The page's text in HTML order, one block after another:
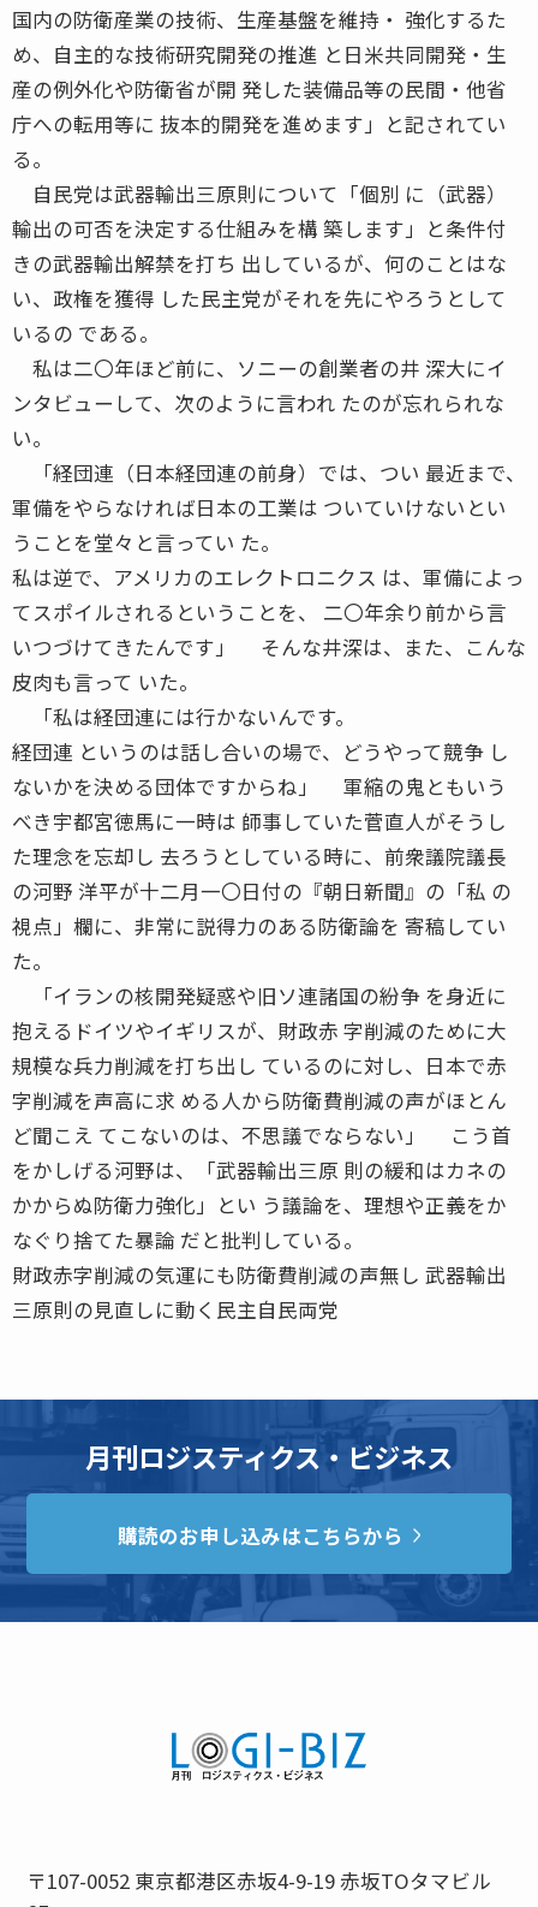
国内の防衛産業の技術、生産基盤を維持・ 強化するた
め、自主的な技術研究開発の推進 と日米共同開発・生
産の例外化や防衛省が開 発した装備品等の民間・他省
庁への転用等に 抜本的開発を進めます」と記されてい
る。
自民党は武器輸出三原則について「個別 に（武器）
輸出の可否を決定する仕組みを構 築します」と条件付
きの武器輸出解禁を打ち 出しているが、何のことはな
い、政権を獲得 した民主党がそれを先にやろうとして
いるの である。
私は二〇年ほど前に、ソニーの創業者の井 深大にイ
ンタビューして、次のように言われ たのが忘れられな
い。
「経団連（日本経団連の前身）では、つい 最近まで、
軍備をやらなければ日本の工業は ついていけないとい
うことを堂々と言ってい た。
私は逆で、アメリカのエレクトロニクス は、軍備によっ
てスポイルされるということを、 二〇年余り前から言
いつづけてきたんです」 そんな井深は、また、こんな
皮肉も言って いた。
「私は経団連には行かないんです。
経団連 というのは話し合いの場で、どうやって競争 し
ないかを決める団体ですからね」 軍縮の鬼ともいう
べき宇都宮徳馬に一時は 師事していた菅直人がそうし
た理念を忘却し 去ろうとしている時に、前衆議院議長
の河野 洋平が十二月一〇日付の『朝日新聞』の「私 の
視点」欄に、非常に説得力のある防衛論を 寄稿してい
た。
「イランの核開発疑惑や旧ソ連諸国の紛争 を身近に
抱えるドイツやイギリスが、財政赤 字削減のために大
規模な兵力削減を打ち出し ているのに対し、日本で赤
字削減を声高に求 める人から防衛費削減の声がほとん
ど聞こえ てこないのは、不思議でならない」 こう首
をかしげる河野は、「武器輸出三原 則の緩和はカネの
かからぬ防衛力強化」とい う議論を、理想や正義をか
なぐり捨てた暴論 だと批判している。
財政赤字削減の気運にも防衛費削減の声無し 武器輸出
三原則の見直しに動く民主自民両党
月刊ロジスティクス・ビジネス
購読のお申し込みはこちらから
〒107-0052 東京都港区赤坂4-9-19 赤坂TOタマビル